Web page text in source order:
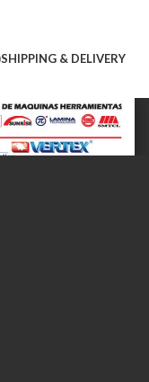
SHIPPING & DELIVERY